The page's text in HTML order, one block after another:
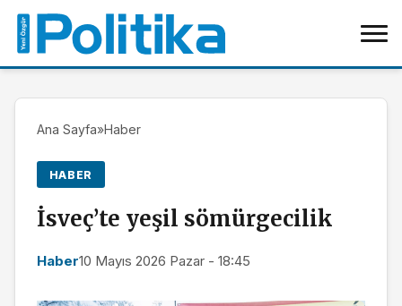
Ana Sayfa»Haber
HABER
İsveç’te yeşil sömürgecilik
Haber10 Mayıs 2026 Pazar - 18:45